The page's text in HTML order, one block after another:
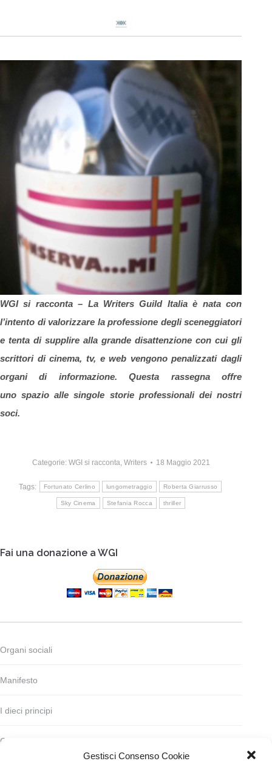
Gestisci Consenso Cookie
WGI si racconta – La Writers Guild Italia è nata con
l’intento di valorizzare la professione degli sceneggiatori
e tenta di supplire alla grande disattenzione con cui gli
scrittori di cinema, tv, e web vengono penalizzati dagli
organi di informazione. Questa rassegna offre
uno spazio alle singole storie professionali dei nostri
soci.
Categorie: WGI si racconta Writers 18 Maggio 2021
Tags: Fortunato Cerlino lungometraggio Roberta Giarrusso
Sky Cinema Stefania Rocca thriller
Fai una donazione a WGI
Organi sociali
Manifesto
I dieci principi
Codice deontologico